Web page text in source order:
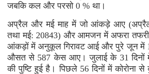
जबकि कल और परसो 0 % था।
अप्रैल और मई माह में जो आंकड़े आए
तथा मई: 20843) और आमजन में अफरा
आंकड़ों में अनुकूल गिरावट आई और पुरे जून में
औसत से 587 केस आए। जुलाई के 31
की पुष्टि हुई है। पिछले 56 दिनों में कोरोना